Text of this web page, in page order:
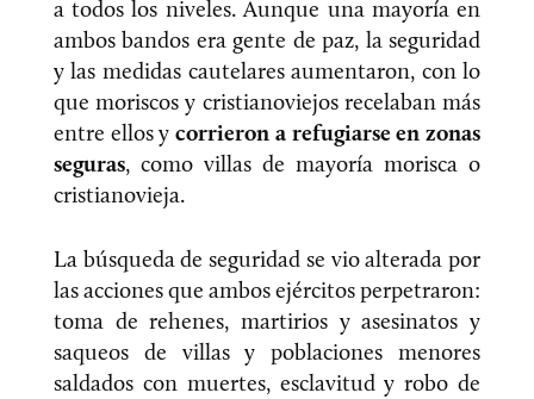
a todos los niveles. Aunque una mayoría en
ambos bandos era gente de paz, la seguridad
y las medidas cautelares aumentaron, con lo
que moriscos y cristianoviejos recelaban más
entre ellos ycorrieron a refugiarse en zonas
seguras, como villas de mayoría morisca o
cristianovieja.
La búsqueda de seguridad se vio alterada por
las acciones que ambos ejércitos perpetraron:
toma de rehenes, martirios y asesinatos y
saqueos de villas y poblaciones menores
saldados con muertes, esclavitud y robo de